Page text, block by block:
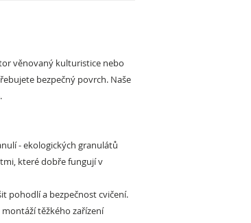
věnovaný kulturistice nebo
bezpečný povrch. Naše
- ekologických granulátů
které dobře fungují v
pohodlí a bezpečnost cvičení.
těžkého zařízení